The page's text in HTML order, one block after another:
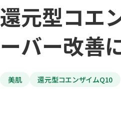
還元型コエ
ーバー改善
美肌 還元型コエンザイムQ10